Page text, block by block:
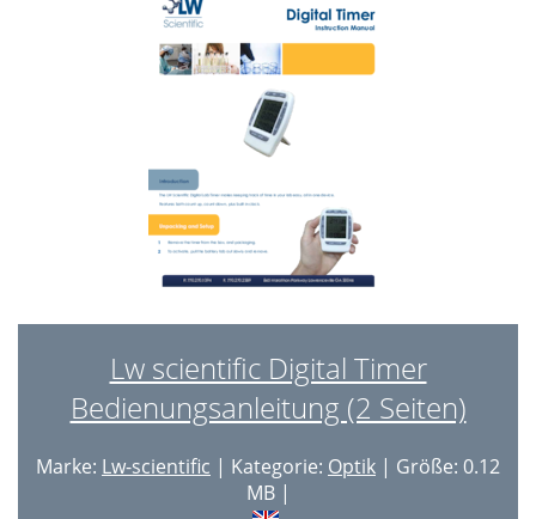
Lw scientific Digital Timer
Bedienungsanleitung (2 Seiten)
Marke: Lw-scientific | Kategorie: Optik | Größe: 0.12
MB |